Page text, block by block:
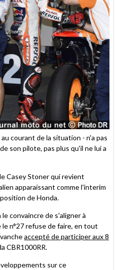
courant de la situation - n'a pas
son pilote, pas plus qu'il ne lui a
Casey Stoner qui revient
apparaissant comme l'interim
de Honda.
convaincre de s'aligner à
n°27 refuse de faire, en tout
accepté de participer aux 8
CBR1000RR.
sur ce